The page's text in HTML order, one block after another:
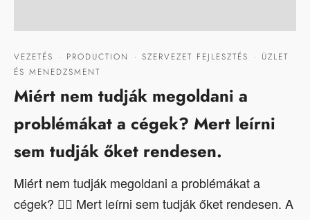
VEZETÉS · PRODUCTION · SZERVEZET FEJLESZTÉS · ÜZLET
ÉS MENEDZSMENT
Miért nem tudják megoldani a
problémákat a cégek? Mert leírni
sem tudják őket rendesen.
Miért nem tudják megoldani a problémákat a
cégek? 🤷‍♂️ Mert leírni sem tudják őket rendesen. A